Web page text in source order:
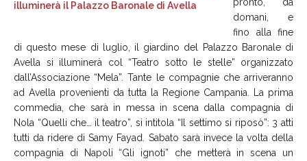
domani, e
fino alla fine
di questo mese di luglio, il giardino del Palazzo Baronale di
Avella si illuminerà col “Teatro sotto le stelle” organizzato
dall’Associazione “Mela”. Tante le compagnie che arriveranno
ad Avella provenienti da tutta la Regione Campania. La prima
commedia, che sarà in messa in scena dalla compagnia di
Nola “Quelli che… il teatro”, si intitola “Il settimo si riposò”: 3 atti
tutti da ridere di Samy Fayad. Sabato sarà invece la volta della
compagnia di Napoli “Gli ignoti” che metterà in scena un